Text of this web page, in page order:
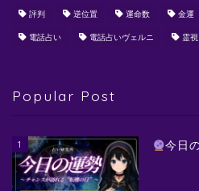
評判 逆位置 運命数 金運
電話占い 電話占いヴェルニ 霊視
Popular Post
1 今日